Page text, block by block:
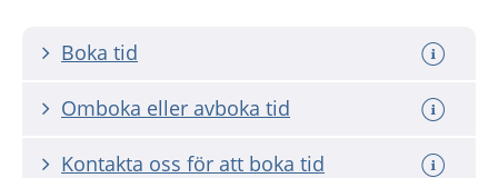
Boka tid
Omboka eller avboka tid
Kontakta oss för att boka tid